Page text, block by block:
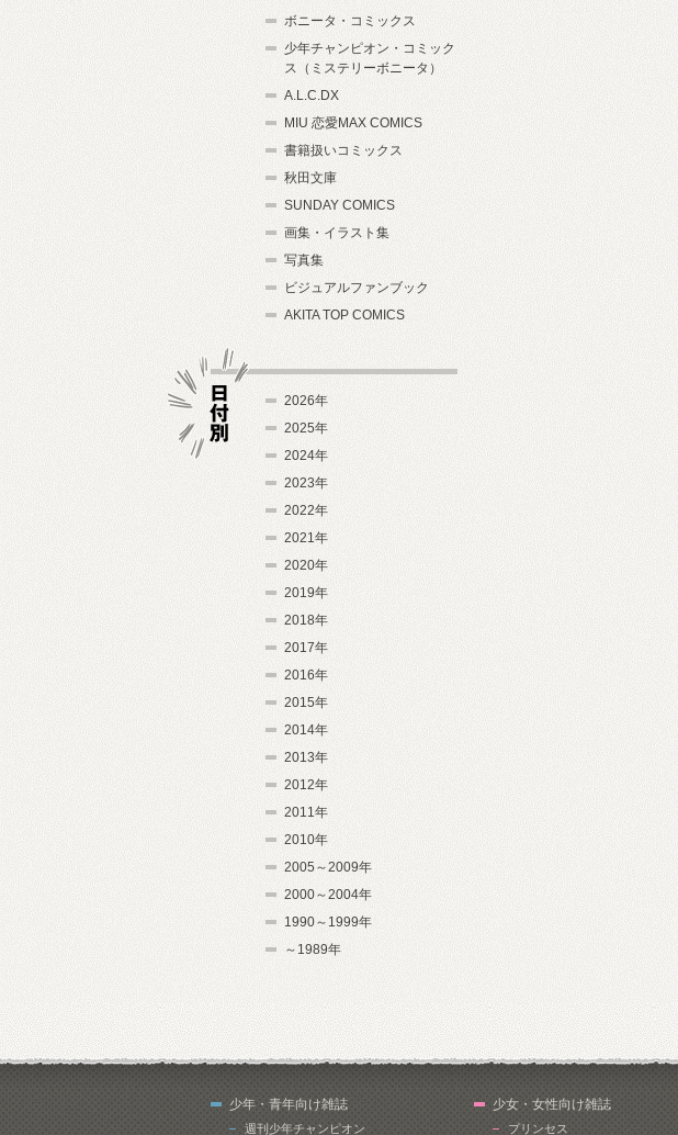
ボニータ・コミックス
少年チャンピオン・コミック
ス（ミステリーボニータ）
A.L.C.DX
MIU 恋愛MAX COMICS
書籍扱いコミックス
秋田文庫
SUNDAY COMICS
画集・イラスト集
写真集
ビジュアルファンブック
AKITA TOP COMICS
2026年
2025年
2024年
2023年
2022年
2021年
2020年
2019年
2018年
2017年
2016年
2015年
2014年
2013年
2012年
2011年
2010年
2005～2009年
2000～2004年
1990～1999年
～1989年
少年・青年向け雑誌
週刊少年チャンピオン
少女・女性向け雑誌
プリンセス